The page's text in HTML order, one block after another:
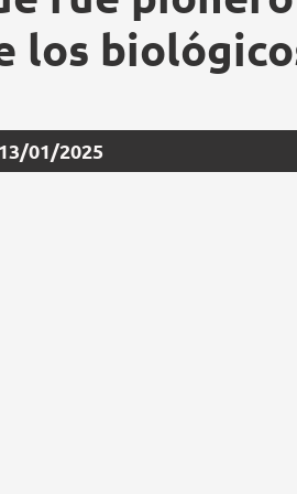
los
13/01/2025